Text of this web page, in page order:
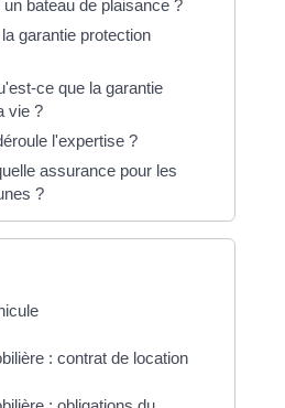
bateau de plaisance ?
garantie protection
ce que la garantie
vie ?
l'expertise ?
assurance pour les
?
: contrat de location